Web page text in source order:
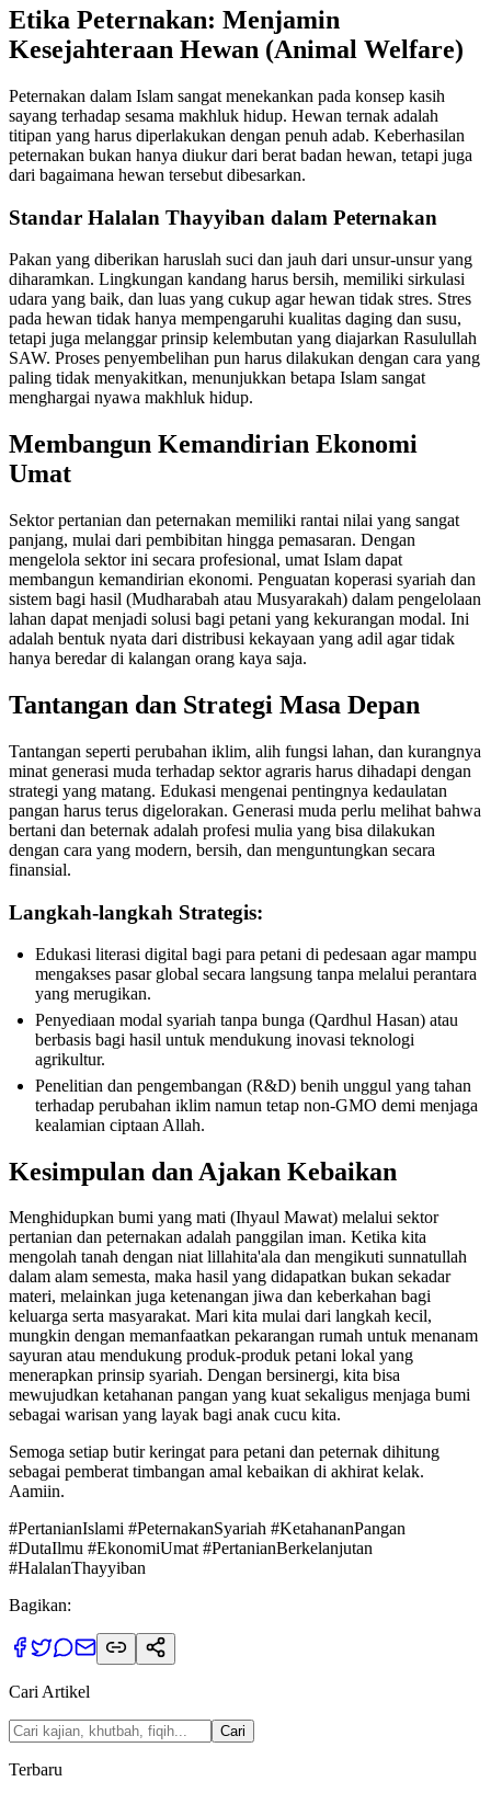
Etika Peternakan: Menjamin
Kesejahteraan Hewan (Animal Welfare)
Peternakan dalam Islam sangat menekankan pada konsep kasih
sayang terhadap sesama makhluk hidup. Hewan ternak adalah
titipan yang harus diperlakukan dengan penuh adab. Keberhasilan
peternakan bukan hanya diukur dari berat badan hewan, tetapi juga
dari bagaimana hewan tersebut dibesarkan.
Standar Halalan Thayyiban dalam Peternakan
Pakan yang diberikan haruslah suci dan jauh dari unsur-unsur yang
diharamkan. Lingkungan kandang harus bersih, memiliki sirkulasi
udara yang baik, dan luas yang cukup agar hewan tidak stres. Stres
pada hewan tidak hanya mempengaruhi kualitas daging dan susu,
tetapi juga melanggar prinsip kelembutan yang diajarkan Rasulullah
SAW. Proses penyembelihan pun harus dilakukan dengan cara yang
paling tidak menyakitkan, menunjukkan betapa Islam sangat
menghargai nyawa makhluk hidup.
Membangun Kemandirian Ekonomi
Umat
Sektor pertanian dan peternakan memiliki rantai nilai yang sangat
panjang, mulai dari pembibitan hingga pemasaran. Dengan
mengelola sektor ini secara profesional, umat Islam dapat
membangun kemandirian ekonomi. Penguatan koperasi syariah dan
sistem bagi hasil (Mudharabah atau Musyarakah) dalam pengelolaan
lahan dapat menjadi solusi bagi petani yang kekurangan modal. Ini
adalah bentuk nyata dari distribusi kekayaan yang adil agar tidak
hanya beredar di kalangan orang kaya saja.
Tantangan dan Strategi Masa Depan
Tantangan seperti perubahan iklim, alih fungsi lahan, dan kurangnya
minat generasi muda terhadap sektor agraris harus dihadapi dengan
strategi yang matang. Edukasi mengenai pentingnya kedaulatan
pangan harus terus digelorakan. Generasi muda perlu melihat bahwa
bertani dan beternak adalah profesi mulia yang bisa dilakukan
dengan cara yang modern, bersih, dan menguntungkan secara
finansial.
Langkah-langkah Strategis:
Edukasi literasi digital bagi para petani di pedesaan agar mampu
mengakses pasar global secara langsung tanpa melalui perantara
yang merugikan.
Penyediaan modal syariah tanpa bunga (Qardhul Hasan) atau
berbasis bagi hasil untuk mendukung inovasi teknologi
agrikultur.
Penelitian dan pengembangan (R&D) benih unggul yang tahan
terhadap perubahan iklim namun tetap non-GMO demi menjaga
kealamian ciptaan Allah.
Kesimpulan dan Ajakan Kebaikan
Menghidupkan bumi yang mati (Ihyaul Mawat) melalui sektor
pertanian dan peternakan adalah panggilan iman. Ketika kita
mengolah tanah dengan niat lillahita'ala dan mengikuti sunnatullah
dalam alam semesta, maka hasil yang didapatkan bukan sekadar
materi, melainkan juga ketenangan jiwa dan keberkahan bagi
keluarga serta masyarakat. Mari kita mulai dari langkah kecil,
mungkin dengan memanfaatkan pekarangan rumah untuk menanam
sayuran atau mendukung produk-produk petani lokal yang
menerapkan prinsip syariah. Dengan bersinergi, kita bisa
mewujudkan ketahanan pangan yang kuat sekaligus menjaga bumi
sebagai warisan yang layak bagi anak cucu kita.
Semoga setiap butir keringat para petani dan peternak dihitung
sebagai pemberat timbangan amal kebaikan di akhirat kelak.
Aamiin.
#PertanianIslami #PeternakanSyariah #KetahananPangan
#DutaIlmu #EkonomiUmat #PertanianBerkelanjutan
#HalalanThayyiban
Bagikan:
Cari Artikel
Cari
Terbaru